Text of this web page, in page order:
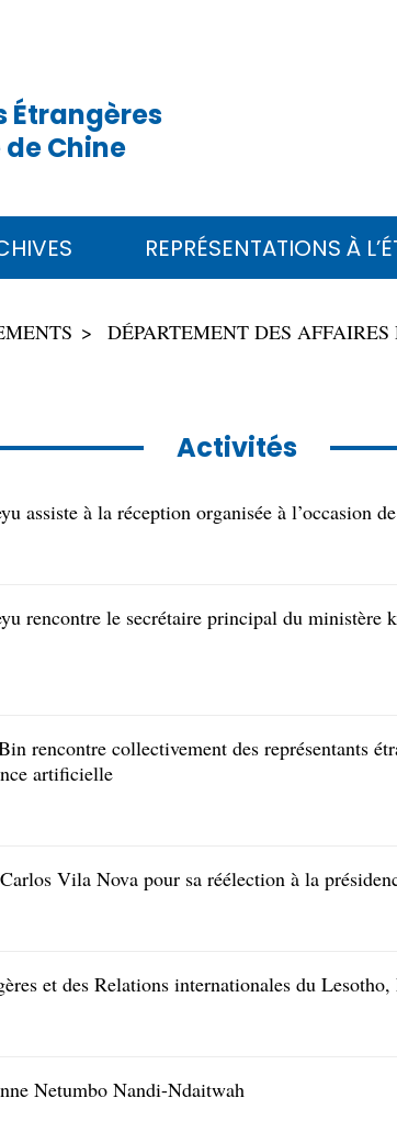
Étrangères
Chine
REPRÉSENTATIONS À
DÉPARTEMENT DES AFFAIRES
Activités
assiste à la réception organisée à l’occasion
rencontre le secrétaire principal du ministère
rencontre collectivement des représentants
artificielle
Vila Nova pour sa réélection à la
et des Relations internationales du
Netumbo Nandi-Ndaitwah